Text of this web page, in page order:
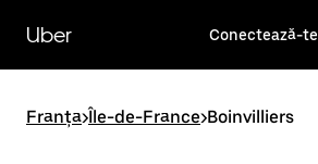
direct
conținutul
principal
Uber Conectează-te
Franța>Île-de-France>Boinvilliers